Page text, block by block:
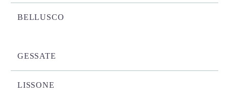
BELLUSCO
GESSATE
LISSONE